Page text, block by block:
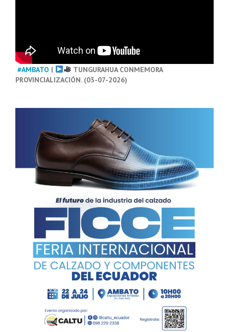
#AMBATO |
TUNGURAHUA CONMEMORA
PROVINCIALIZACIÓN. (03-07-2026)